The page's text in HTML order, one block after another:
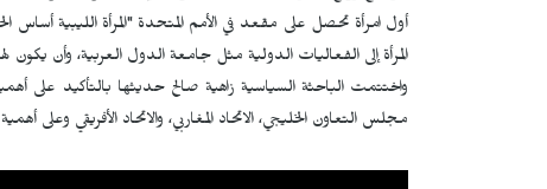
أول امرأة تحصل على مقعد في الأمم المتحدة "المرأة الليبية أساس
المرأة إلى الفعاليات الدولية مثل جامعة الدول العربية، وأن يكون
واختتمت الباحثة السياسية زاهية صالح حديثها بالتأكيد على
مجلس التعاون الخليجي، الاتحاد المغاربي، والاتحاد الأفريقي وعلى